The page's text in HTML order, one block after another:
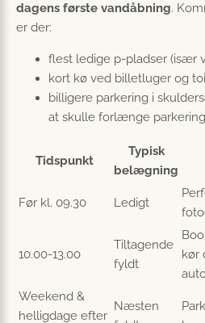
dagens første vandåbning.
er der:
flest ledige p-pladser (især
kort kø ved billetluger og
billigere parkering i
at skulle forlænge
Tidspunkt
Typisk
belægning
Før kl. 09.30 Ledigt
10.00-13.00
Tiltagende
fyldt
kør
Weekend &
helligdage efter
Næsten